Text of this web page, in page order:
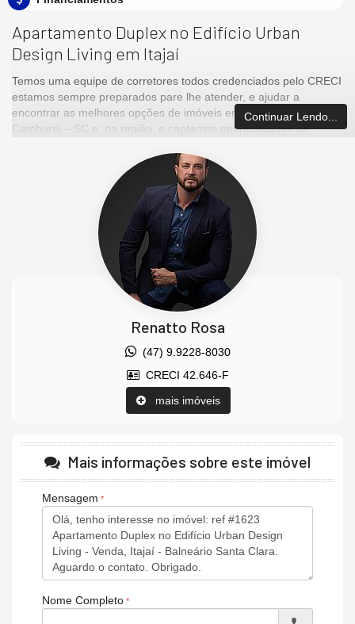
Apartamento Duplex no Edifício Urban
Design Living em Itajaí
Temos uma equipe de corretores todos credenciados pelo CRECI
estamos sempre preparados pare lhe atender, e ajudar a
encontrar as melhores opções de imóveis em Balneário
Camboriú – SC e na região, e captamos oportunidades de
com a maior segurança que existe.
Imóvel disponível para visitação.
Agende uma visita agora mesmo e venha conhecer este lindo
Os valores estão sujeitos a alteração sem aviso prévio.
Características do Imóvel
Acabamento em Gesso
Características do Empreendimento
Gerador
Salão de Festas
Piscina
Espaço Fitness
Portaria 24h
Portão Eletrônico
Playground
Automação Predial
Continuar Lendo...
Renatto Rosa
(47) 9.9228-8030
CRECI 42.646-F
mais imóveis
Mais informações sobre este imóvel
Mensagem
Nome Completo